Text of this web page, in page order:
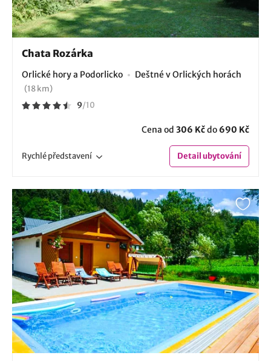
Chata Rozárka
Orlické hory a Podorlicko Deštné v Orlických horách
(18 km)
9/10
Cena od 306 Kčdo 690 Kč
Rychlépředstavení Detailubytování